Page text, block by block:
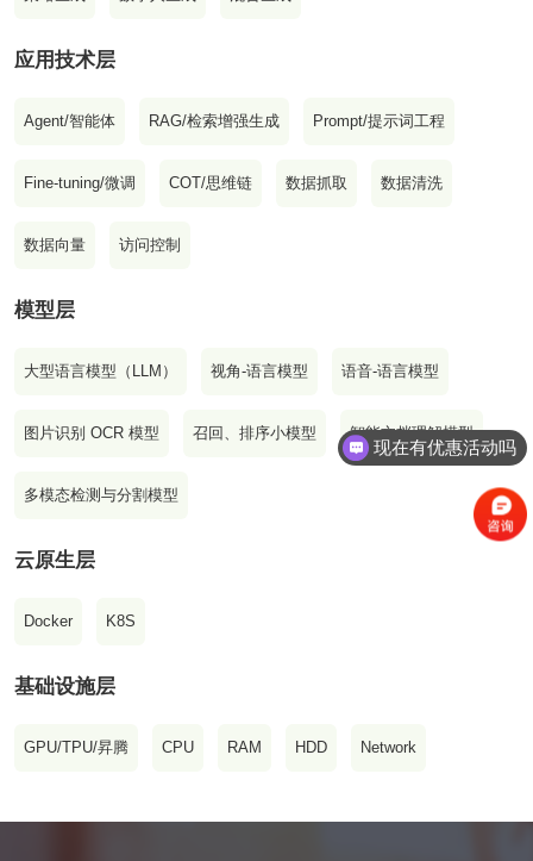
应用技术层
Agent/智能体 RAG/检索增强生成 Prompt/提示词工程
Fine-tuning/微调 COT/思维链 数据抓取 数据清洗
数据向量 访问控制
模型层
大型语言模型（LLM） 视角-语言模型 语音-语言模型
图片识别 OCR 模型 召回、排序小模型 智能文档理解模型
多模态检测与分割模型
云原生层
Docker K8S
基础设施层
GPU/TPU/昇腾 CPU RAM HDD Network
可以介绍下你们的产品么